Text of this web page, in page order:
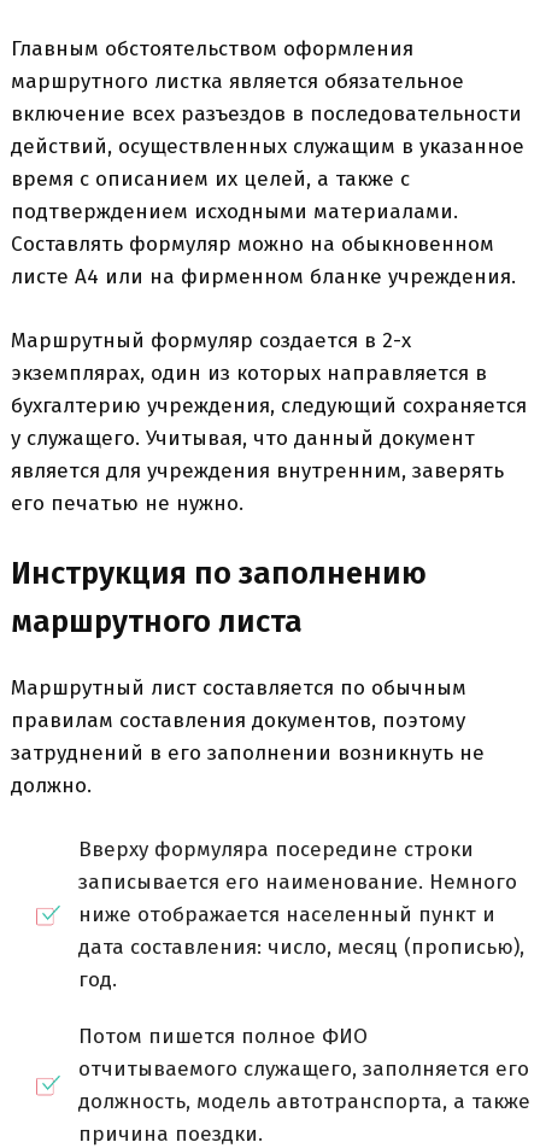
Главным обстоятельством оформления
маршрутного листка является обязательное
включение всех разъездов в последовательности
действий, осуществленных служащим в указанное
время с описанием их целей, а также с
подтверждением исходными материалами.
Составлять формуляр можно на обыкновенном
листе А4 или на фирменном бланке учреждения.
Маршрутный формуляр создается в 2-х
экземплярах, один из которых направляется в
бухгалтерию учреждения, следующий сохраняется
у служащего. Учитывая, что данный документ
является для учреждения внутренним, заверять
его печатью не нужно.
Инструкция по заполнению
маршрутного листа
Маршрутный лист составляется по обычным
правилам составления документов, поэтому
затруднений в его заполнении возникнуть не
должно.
Вверху формуляра посередине строки
записывается его наименование. Немного
ниже отображается населенный пункт и
дата составления: число, месяц (прописью),
год.
Потом пишется полное ФИО
отчитываемого служащего, заполняется его
должность, модель автотранспорта, а также
причина поездки.